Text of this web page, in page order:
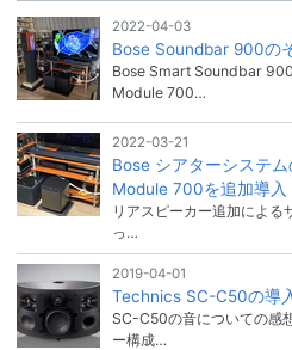
2022-04-03
Bose Soundbar 900の
Bose Smart Soundbar
Module 700…
2022-03-21
Bose シアターシステ
Module 700を追加導
リアスピーカー追加による
っ…
2019-04-01
Technics SC-C50の導
SC-C50の音についての感
ー構成…